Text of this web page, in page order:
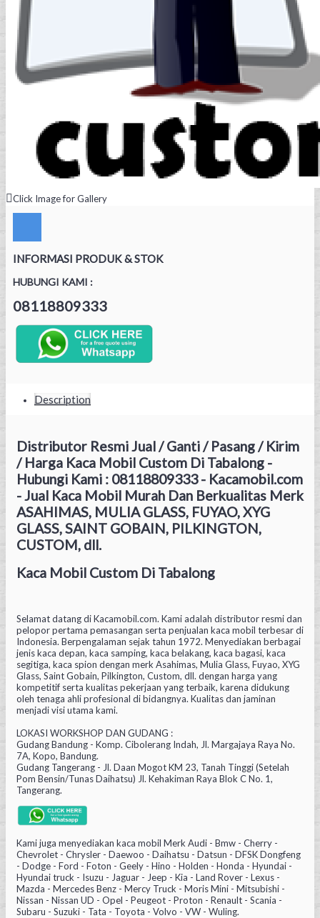
Click Image for Gallery
INFORMASI PRODUK & STOK
HUBUNGI KAMI :
08118809333
Description
Distributor Resmi Jual / Ganti / Pasang / Kirim
/ Harga Kaca Mobil Custom Di Tabalong -
Hubungi Kami : 08118809333 - Kacamobil.com
- Jual Kaca Mobil Murah Dan Berkualitas Merk
ASAHIMAS, MULIA GLASS, FUYAO, XYG
GLASS, SAINT GOBAIN, PILKINGTON,
CUSTOM, dll.
Kaca Mobil Custom Di Tabalong
Selamat datang di Kacamobil.com. Kami adalah distributor resmi dan
pelopor pertama pemasangan serta penjualan kaca mobil terbesar di
Indonesia. Berpengalaman sejak tahun 1972. Menyediakan berbagai
jenis kaca depan, kaca samping, kaca belakang, kaca bagasi, kaca
segitiga, kaca spion dengan merk Asahimas, Mulia Glass, Fuyao, XYG
Glass, Saint Gobain, Pilkington, Custom, dll. dengan harga yang
kompetitif serta kualitas pekerjaan yang terbaik, karena didukung
oleh tenaga ahli profesional di bidangnya. Kualitas dan jaminan
menjadi visi utama kami.
LOKASI WORKSHOP DAN GUDANG :
Gudang Bandung - Komp. Cibolerang Indah, Jl. Margajaya Raya No.
7A, Kopo, Bandung.
Gudang Tangerang - Jl. Daan Mogot KM 23, Tanah Tinggi (Setelah
Pom Bensin/Tunas Daihatsu) Jl. Kehakiman Raya Blok C No. 1,
Tangerang.
Kami juga menyediakan kaca mobil Merk Audi - Bmw - Cherry -
Chevrolet - Chrysler - Daewoo - Daihatsu - Datsun - DFSK Dongfeng
- Dodge - Ford - Foton - Geely - Hino - Holden - Honda - Hyundai -
Hyundai truck - Isuzu - Jaguar - Jeep - Kia - Land Rover - Lexus -
Mazda - Mercedes Benz - Mercy Truck - Moris Mini - Mitsubishi -
Nissan - Nissan UD - Opel - Peugeot - Proton - Renault - Scania -
Subaru - Suzuki - Tata - Toyota - Volvo - VW - Wuling.